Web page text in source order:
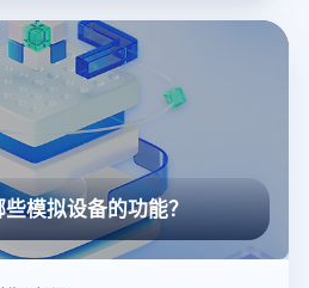
模拟设备的功能？